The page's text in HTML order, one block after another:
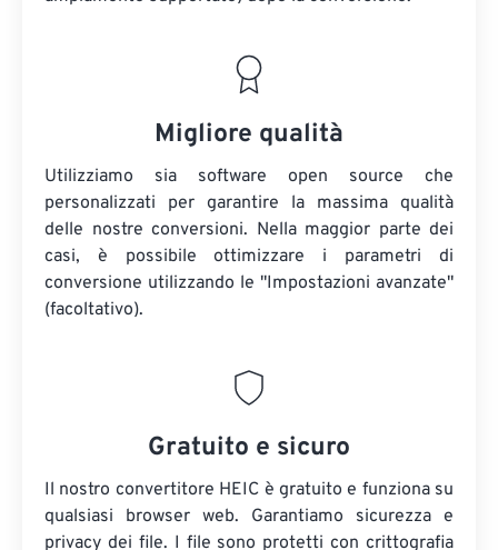
Migliore qualità
Utilizziamo sia software open source che
personalizzati per garantire la massima qualità
delle nostre conversioni. Nella maggior parte dei
casi, è possibile ottimizzare i parametri di
conversione utilizzando le "Impostazioni avanzate"
(facoltativo).
Gratuito e sicuro
Il nostro convertitore HEIC è gratuito e funziona su
qualsiasi browser web. Garantiamo sicurezza e
privacy dei file. I file sono protetti con crittografia